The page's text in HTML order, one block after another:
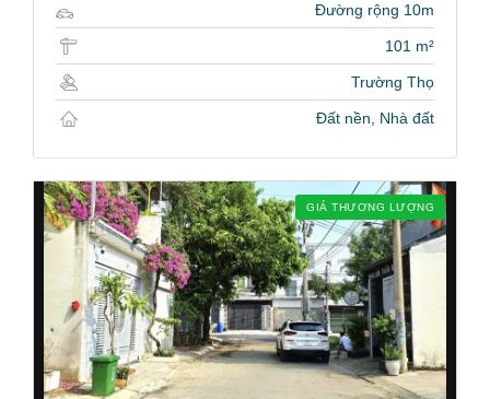
Đường rộng 10m
101 m²
Trường Thọ
Đất nền, Nhà đất
GIÁ THƯƠNG LƯỢNG